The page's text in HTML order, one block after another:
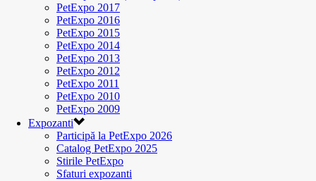
PetExpo 2017
PetExpo 2016
PetExpo 2015
PetExpo 2014
PetExpo 2013
PetExpo 2012
PetExpo 2011
PetExpo 2010
PetExpo 2009
Expozanti
Participă la PetExpo 2026
Catalog PetExpo 2025
Stirile PetExpo
Sfaturi expozanti